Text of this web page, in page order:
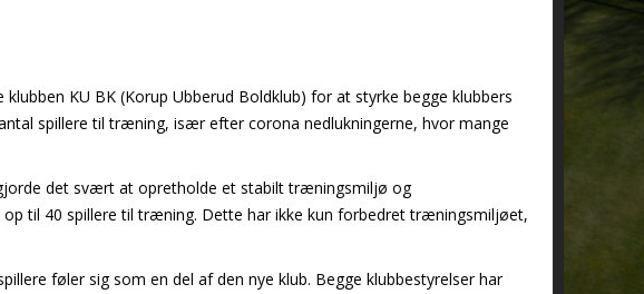
KU BK (Korup Ubberud Boldklub) for at styrke begge klubbers
spillere til træning, især efter corona nedlukningerne, hvor mange
det svært at opretholde et stabilt træningsmiljø og
til 40 spillere til træning. Dette har ikke kun forbedret træningsmiljøet,
føler sig som en del af den nye klub. Begge klubbestyrelser har